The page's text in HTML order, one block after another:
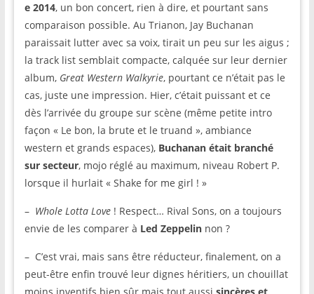
e 2014, un bon concert, rien à dire, et pourtant sans
comparaison possible. Au Trianon, Jay Buchanan
paraissait lutter avec sa voix, tirait un peu sur les aigus ;
la track list semblait compacte, calquée sur leur dernier
album, Great Western Walkyrie, pourtant ce n’était pas le
cas, juste une impression. Hier, c’était puissant et ce
dès l’arrivée du groupe sur scène (même petite intro
façon « Le bon, la brute et le truand », ambiance
western et grands espaces), Buchanan était branché
sur secteur, mojo réglé au maximum, niveau Robert P.
lorsque il hurlait « Shake for me girl ! »
– Whole Lotta Love! Respect… Rival Sons, on a toujours
envie de les comparer à Led Zeppelinnon ?
– C’est vrai, mais sans être réducteur, finalement, on a
peut-être enfin trouvé leur dignes héritiers, un chouillat